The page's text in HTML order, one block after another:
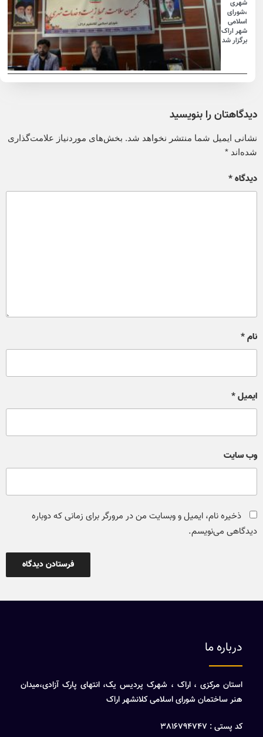
شهری
،شورای
اسلامی
شهر اراک
برگزار شد
دیدگاهتان را بنویسید
نشانی ایمیل شما منتشر نخواهد شد. بخش‌های موردنیاز علامت‌گذاری
شده‌اند*
دیدگاه*
نام*
ایمیل*
وب‌ سایت
ذخیره نام، ایمیل و وبسایت من در مرورگر برای زمانی که دوباره
دیدگاهی می‌نویسم.
درباره ما
استان مرکزی ، اراک ، شهرک پردیس یک، انتهای پارک آزادی،میدان
هنر ساختمان شورای اسلامی کلانشهر اراک
کد پستی : 3816794747